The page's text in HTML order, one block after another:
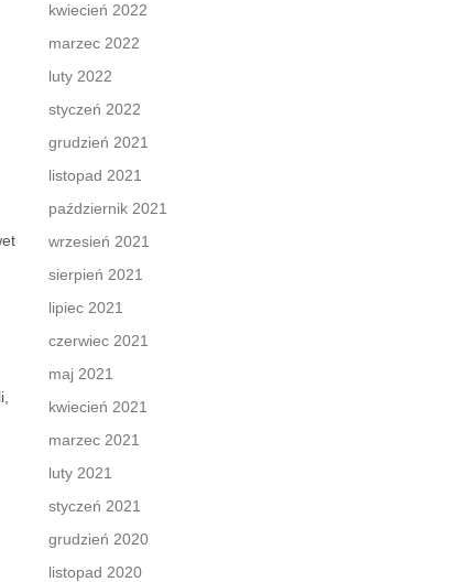
kwiecień 2022
marzec 2022
luty 2022
styczeń 2022
grudzień 2021
listopad 2021
październik 2021
wrzesień 2021
sierpień 2021
lipiec 2021
czerwiec 2021
maj 2021
kwiecień 2021
marzec 2021
luty 2021
styczeń 2021
grudzień 2020
listopad 2020